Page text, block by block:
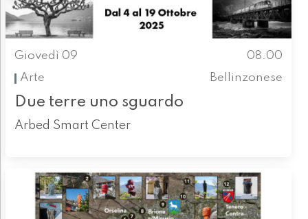
Giovedì 09
08.00
Arte
Bellinzonese
Due terre uno sguardo
Arbed Smart Center